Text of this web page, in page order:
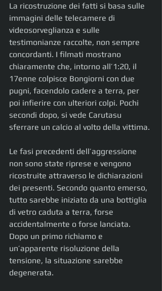
La ricostruzione dei fatti si basa sulle
immagini delle telecamere di
videosorveglianza e sulle
testimonianze raccolte, non sempre
concordanti. I filmati mostrano
chiaramente che, intorno all’1:20, il
17enne colpisce Bongiorni con due
pugni, facendolo cadere a terra, per
poi infierire con ulteriori colpi. Pochi
secondi dopo, si vede Carutasu
sferrare un calcio al volto della vittima.
Le fasi precedenti dell’aggressione
non sono state riprese e vengono
ricostruite attraverso le dichiarazioni
dei presenti. Secondo quanto emerso,
tutto sarebbe iniziato da una bottiglia
di vetro caduta a terra, forse
accidentalmente o forse lanciata.
Dopo un primo richiamo e
un’apparente risoluzione della
tensione, la situazione sarebbe
degenerata.